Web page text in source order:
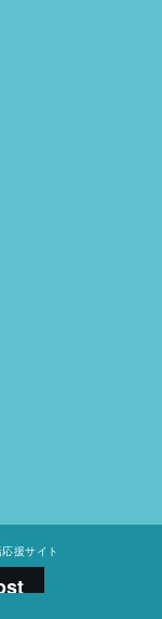
援サイト